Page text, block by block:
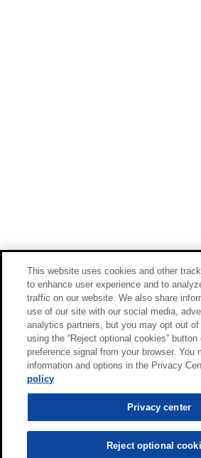
This website uses cookies and other
to enhance user experience and to
traffic on our website. We also share
use of our site with our social media,
analytics partners, but you may opt out
using the “Reject optional cookies”
preference signal from your browser. You
information and options in the Privacy
policy
Privacy center
Reject optional